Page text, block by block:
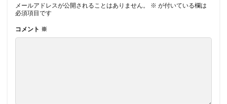
メールアドレスが公開されることはありません。 ※ が付いている欄は
必須項目です
コメント ※